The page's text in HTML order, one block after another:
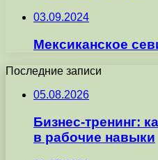
03.09.2024
Мексиканское
Последние записи
05.08.2026
Бизнес-тренинг:
в рабочие навыки